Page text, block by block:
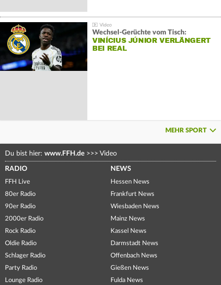
Wechsel-Gerüchte vom Tisch:
VINÍCIUS JÚNIOR VERLÄNGERT
BEI REAL
MEHR SPORT
Du bist hier: www.FFH.de >>> Video
RADIO
FFH Live
80er Radio
90er Radio
2000er Radio
Rock Radio
Oldie Radio
Schlager Radio
Party Radio
Lounge Radio
NEWS
Hessen News
Frankfurt News
Wiesbaden News
Mainz News
Kassel News
Darmstadt News
Offenbach News
Gießen News
Fulda News